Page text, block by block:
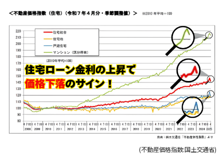
(不動産価格指数:国土交通省)